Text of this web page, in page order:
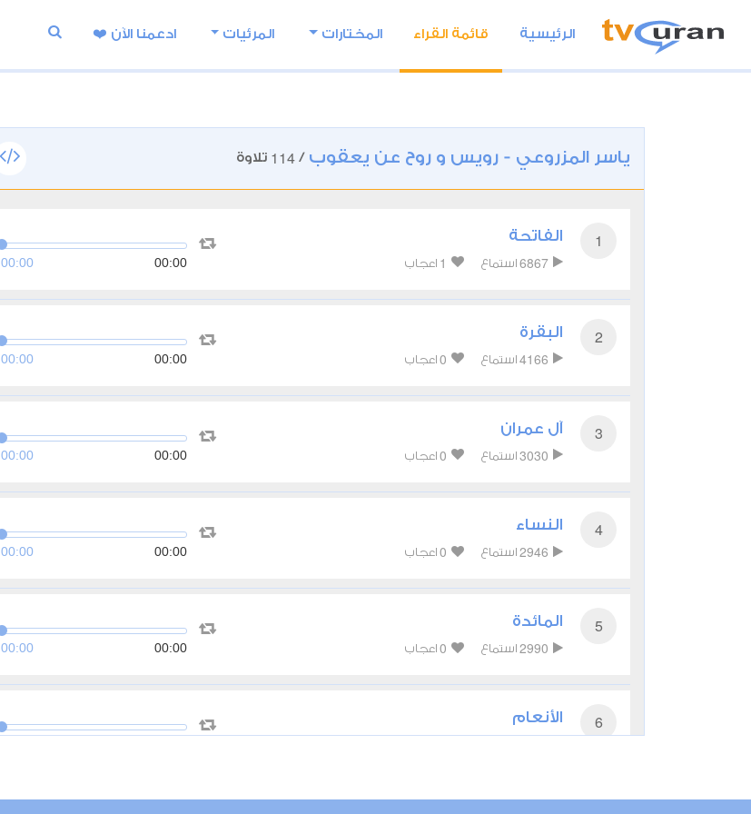
الرئيسية قائمة القراء المختارات المرئيات ادعمنا اﻵن ❤️
ياسر المزروعي - رويس و روح عن يعقوب /
114 تلاوة
1 الفاتحة
6867 استماع 1 اعجاب 00:00 00:00
2 البقرة
4166 استماع 0 اعجاب 00:00 00:00
3 آل عمران
3030 استماع 0 اعجاب 00:00 00:00
4 النساء
2946 استماع 0 اعجاب 00:00 00:00
5 المائدة
2990 استماع 0 اعجاب 00:00 00:00
6 الأنعام